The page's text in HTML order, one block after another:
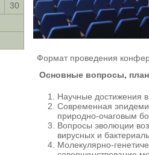
30
Формат проведения
Основные вопросы,
Научные достижения
Современная
природно-очаговым
Вопросы эволюции
вирусных и
Молекулярно-